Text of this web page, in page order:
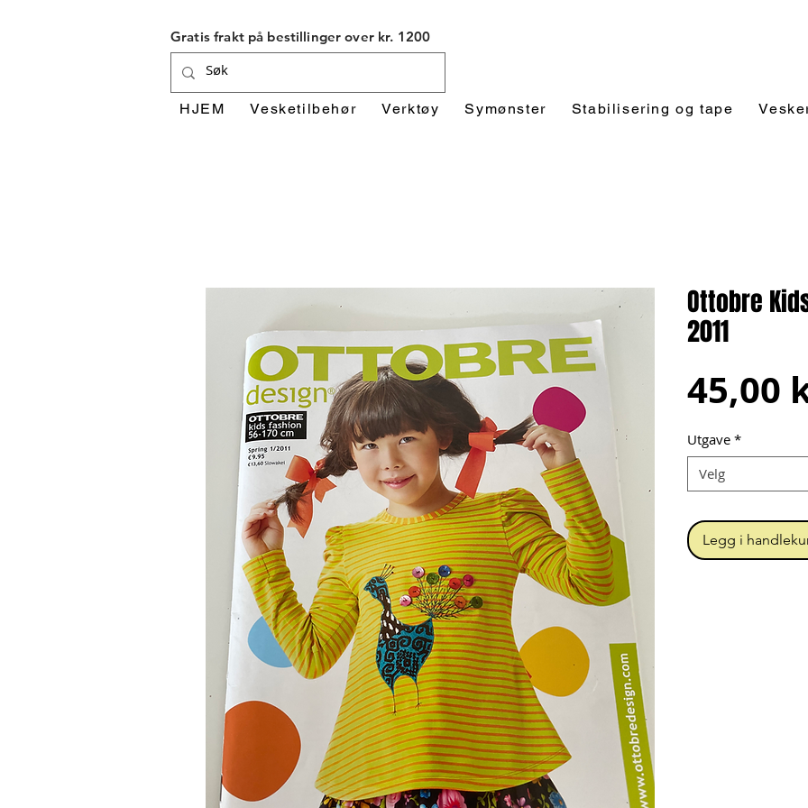
Gratis frakt på bestillinger over kr. 1200
HJEM Vesketilbehør Verktøy Symønster Stabilisering og tape
Ottobre
2011
45,00
Utgave *
Velg
Legg i